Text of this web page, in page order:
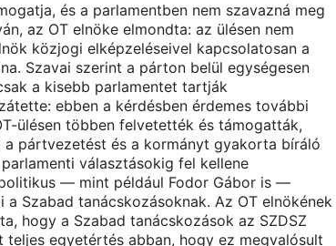
és a parlamentben nem szavazná meg
az OT elnöke elmondta: az ülésen nem
közjogi elképzeléseivel kapcsolatosan a
Szavai szerint a párton belül egységesen
a kisebb parlamentet tartják
ebben a kérdésben érdemes további
ülésen többen felvetették és támogatták,
pártvezetést és a kormányt gyakorta bíráló
választásokig fel kellene
— mint például Fodor Gábor is —
Szabad tanácskozásoknak. Az OT elnökének
hogy a Szabad tanácskozások az SZDSZ
egyetértés abban, hogy ez megvalósult